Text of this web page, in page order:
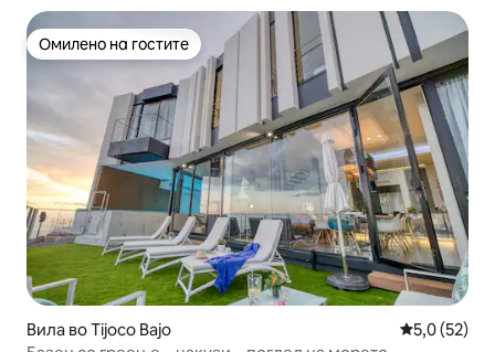
Омилено на гостите
Омилено на гостите
Вила во Tijoco Bajo Просечна
5,0 (52)